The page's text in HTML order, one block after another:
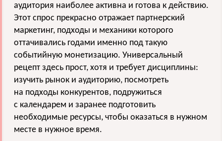
аудитория наиболее активна и готова к действию.
Этот спрос прекрасно отражает партнерский
маркетинг, подходы и механики которого
оттачивались годами именно под такую
событийную монетизацию. Универсальный
рецепт здесь прост, хотя и требует дисциплины:
изучить рынок и аудиторию, посмотреть
на подходы конкурентов, подружиться
с календарем и заранее подготовить
необходимые ресурсы, чтобы оказаться в нужном
месте в нужное время.